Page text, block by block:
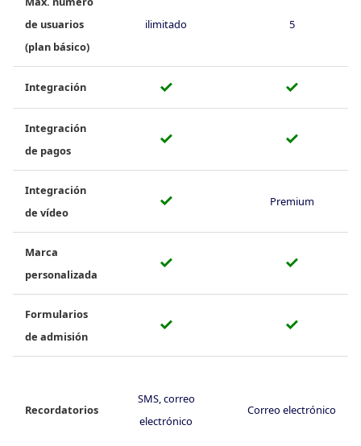
de usuarios
(plan básico)
ilimitado 5
Integración ✓ ✓
Integración
de pagos
✓ ✓
Integración
de vídeo
✓ Premium
Marca
personalizada
✓ ✓
Formularios
de admisión
✓ ✓
Recordatorios
SMS, correo
electrónico
Correo electrónico